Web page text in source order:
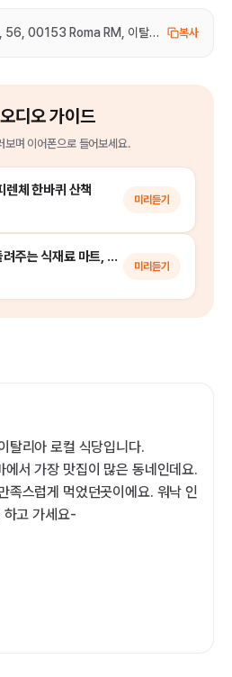
00153 Roma RM, 이탈리아 복사
디오 가이드
보며 이어폰으로 들어보세요.
렌체 한바퀴 산책
미리듣기
미식가이드가 들려주는 식재료 마트, 잇탈리 (Eataly) 쇼핑의 모든 것!
미리듣기
탈리아 로컬 식당입니다.
서 가장 맛집이 많은 동네인데요.
족스럽게 먹었던곳이에요. 워낙 인
하고 가세요-